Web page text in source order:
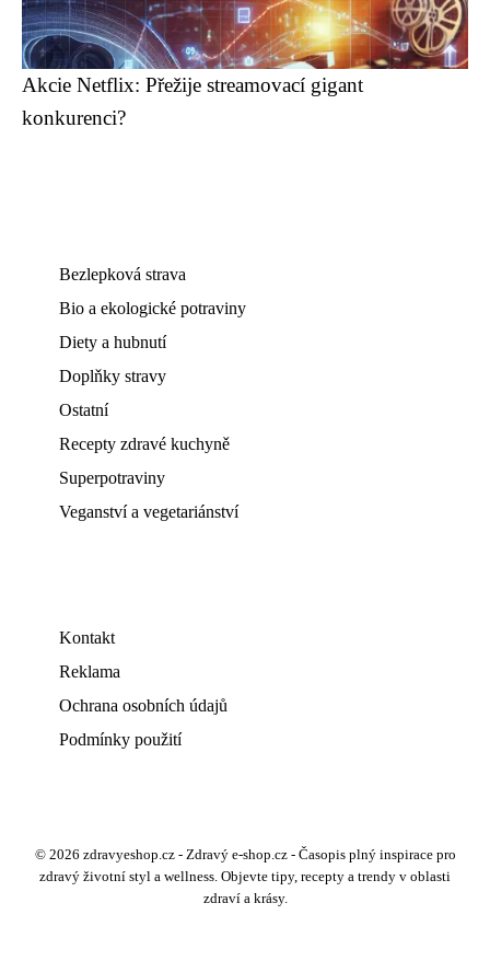
Akcie Netflix: Přežije streamovací gigant
konkurenci?
Bezlepková strava
Bio a ekologické potraviny
Diety a hubnutí
Doplňky stravy
Ostatní
Recepty zdravé kuchyně
Superpotraviny
Veganství a vegetariánství
Kontakt
Reklama
Ochrana osobních údajů
Podmínky použití
© 2026 zdravyeshop.cz - Zdravý e-shop.cz - Časopis plný inspirace pro
zdravý životní styl a wellness. Objevte tipy, recepty a trendy v oblasti
zdraví a krásy.